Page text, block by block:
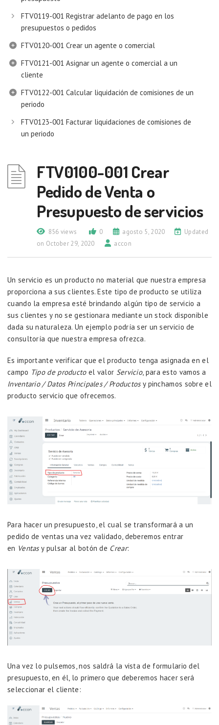
FTV0119-001 Registrar adelanto de pago en los
presupuestos o pedidos
FTV0120-001 Crear un agente o comercial
FTV0121-001 Asignar un agente o comercial a un
cliente
FTV0122-001 Calcular liquidación de comisiones de un
periodo
FTV0123-001 Facturar liquidaciones de comisiones de
un periodo
FTV0100-001 Crear
Pedido de Venta o
Presupuesto de servicios
856 views 0 agosto 5, 2020
Updated
on October 29, 2020
accon
Un servicio es un producto no material que nuestra empresa
proporciona a sus clientes. Este tipo de producto se utiliza
cuando la empresa esté brindando algún tipo de servicio a
sus clientes y no se gestionara mediante un stock disponible
dada su naturaleza. Un ejemplo podría ser un servicio de
consultoría que nuestra empresa ofrezca.
Es importante verificar que el producto tenga asignada en el
campo Tipo de productoel valor Servicio, para esto vamos a
Inventario / Datos Principales / Productosy pinchamos sobre el
producto servicio que ofrecemos.
Para hacer un presupuesto, el cual se transformará a un
pedido de ventas una vez validado, deberemos entrar
en Ventasy pulsar al botón de Crear:
Una vez lo pulsemos, nos saldrá la vista de formulario del
presupuesto, en él, lo primero que deberemos hacer será
seleccionar el cliente: